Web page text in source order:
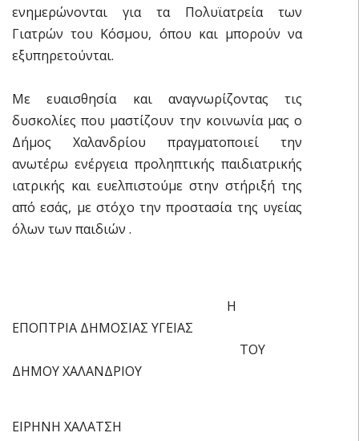
ενημερώνονται για τα Πολυϊατρεία των
Γιατρών του Κόσμου, όπου και μπορούν να
εξυπηρετούνται.
Με ευαισθησία και αναγνωρίζοντας τις
δυσκολίες που μαστίζουν την κοινωνία μας ο
Δήμος Χαλανδρίου πραγματοποιεί την
ανωτέρω ενέργεια προληπτικής παιδιατρικής
ιατρικής και ευελπιστούμε στην στήριξή της
από εσάς, με στόχο την προστασία της υγείας
όλων των παιδιών .
Η
ΕΠΟΠΤΡΙΑ ΔΗΜΟΣΙΑΣ ΥΓΕΙΑΣ
ΤΟΥ
ΔΗΜΟΥ ΧΑΛΑΝΔΡΙΟΥ
ΕΙΡΗΝΗ ΧΑΛΑΤΣΗ